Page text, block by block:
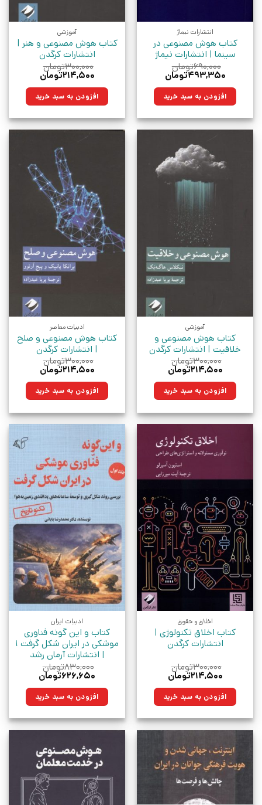
انتشارات نیماژ
کتاب هوش مصنوعی در
سینما | انتشارات نیماژ
۶۹۰,۰۰۰تومان
قیمت
۶۹۰,۰۰۰تومان
بود.
۴۹۳,۳۵۰تومان
۴۹۳,۳۵۰تومان. افزودن به سبد خرید
آموزشی
کتاب هوش مصنوعی و هنر |
انتشارات کرگدن
۳۰۰,۰۰۰تومان
قیمت
۳۰۰,۰۰۰تومان
بود.
۲۱۴,۵۰۰تومان
۲۱۴,۵۰۰تومان.افزودن به سبد خرید
آموزشی
کتاب هوش مصنوعی و
خلاقیت | انتشارات کرگدن
۳۰۰,۰۰۰تومان
قیمت
۳۰۰,۰۰۰تومان
بود.
۲۱۴,۵۰۰تومان
۲۱۴,۵۰۰تومان.افزودن به سبد خرید
ادبیات معاصر
کتاب هوش مصنوعی و صلح
| انتشارات کرگدن
۳۰۰,۰۰۰تومان
قیمت
۳۰۰,۰۰۰تومان
بود.
۲۱۴,۵۰۰تومان
۲۱۴,۵۰۰تومان.افزودن به سبد خرید
اخلاق و حقوق
کتاب اخلاق تکنولوژی |
انتشارات کرگدن
۳۰۰,۰۰۰تومان
قیمت
۳۰۰,۰۰۰تومان
بود.
۲۱۴,۵۰۰تومان
۲۱۴,۵۰۰تومان.افزودن به سبد خرید
ادبیات ایران
کتاب و این گونه فناوری
موشکی در ایران شکل گرفت 1
| انتشارات آرمان رشد
۸۳۰,۰۰۰تومان
قیمت
۸۳۰,۰۰۰تومان
بود.
۶۲۶,۶۵۰تومان
۶۲۶,۶۵۰تومان.افزودن به سبد خرید